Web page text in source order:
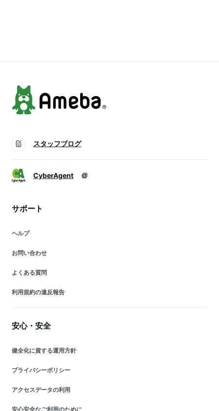
スタッフブログ
CyberAgent
サポート
ヘルプ
お問い合わせ
よくある質問
利用規約の違反報告
安心・安全
健全化に資する運用方針
プライバシーポリシー
アクセスデータの利用
安心安全なご利用のために